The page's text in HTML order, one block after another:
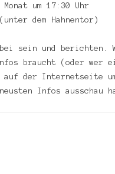
um 17:30 Uhr
dem Hahnentor)
sein und berichten.
braucht (oder wer
auf der Internetseite
neusten Infos ausschau